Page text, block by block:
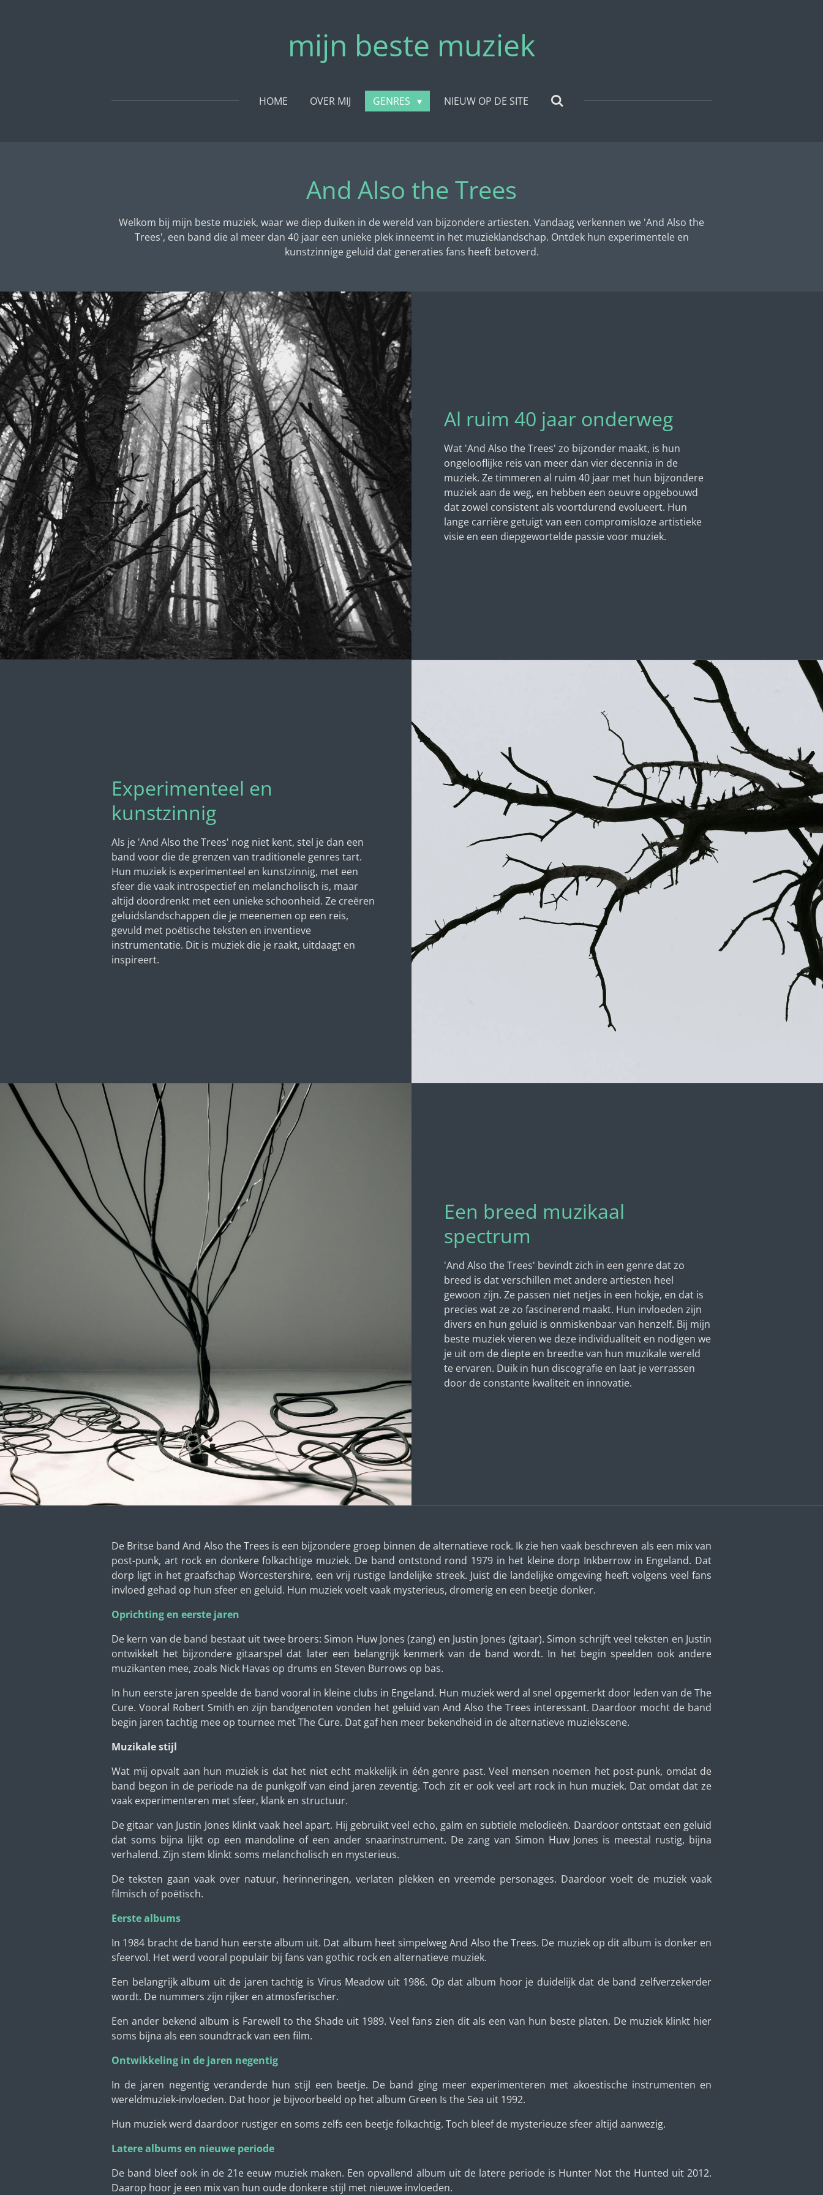
mijn beste muziek
HOME OVER MIJ GENRES NIEUW OP DE SITE
And Also the Trees
Welkom bij mijn beste muziek, waar we diep duiken in de wereld van bijzondere artiesten. Vandaag verkennen we 'And Also the
Trees', een band die al meer dan 40 jaar een unieke plek inneemt in het muzieklandschap. Ontdek hun experimentele en
kunstzinnige geluid dat generaties fans heeft betoverd.
Al ruim 40 jaar onderweg
Wat 'And Also the Trees' zo bijzonder maakt, is hun
ongelooflijke reis van meer dan vier decennia in de
muziek. Ze timmeren al ruim 40 jaar met hun bijzondere
muziek aan de weg, en hebben een oeuvre opgebouwd
dat zowel consistent als voortdurend evolueert. Hun
lange carrière getuigt van een compromisloze artistieke
visie en een diepgewortelde passie voor muziek.
Experimenteel en
kunstzinnig
Als je 'And Also the Trees' nog niet kent, stel je dan een
band voor die de grenzen van traditionele genres tart.
Hun muziek is experimenteel en kunstzinnig, met een
sfeer die vaak introspectief en melancholisch is, maar
altijd doordrenkt met een unieke schoonheid. Ze creëren
geluidslandschappen die je meenemen op een reis,
gevuld met poëtische teksten en inventieve
instrumentatie. Dit is muziek die je raakt, uitdaagt en
inspireert.
Een breed muzikaal
spectrum
'And Also the Trees' bevindt zich in een genre dat zo
breed is dat verschillen met andere artiesten heel
gewoon zijn. Ze passen niet netjes in een hokje, en dat is
precies wat ze zo fascinerend maakt. Hun invloeden zijn
divers en hun geluid is onmiskenbaar van henzelf. Bij mijn
beste muziek vieren we deze individualiteit en nodigen we
je uit om de diepte en breedte van hun muzikale wereld
te ervaren. Duik in hun discografie en laat je verrassen
door de constante kwaliteit en innovatie.
De Britse band And Also the Trees is een bijzondere groep binnen de alternatieve rock. Ik zie hen vaak beschreven als een mix van
post-punk, art rock en donkere folkachtige muziek. De band ontstond rond 1979 in het kleine dorp Inkberrow in Engeland. Dat
dorp ligt in het graafschap Worcestershire, een vrij rustige landelijke streek. Juist die landelijke omgeving heeft volgens veel fans
invloed gehad op hun sfeer en geluid. Hun muziek voelt vaak mysterieus, dromerig en een beetje donker.
Oprichting en eerste jaren
De kern van de band bestaat uit twee broers: Simon Huw Jones (zang) en Justin Jones (gitaar). Simon schrijft veel teksten en Justin
ontwikkelt het bijzondere gitaarspel dat later een belangrijk kenmerk van de band wordt. In het begin speelden ook andere
muzikanten mee, zoals Nick Havas op drums en Steven Burrows op bas.
In hun eerste jaren speelde de band vooral in kleine clubs in Engeland. Hun muziek werd al snel opgemerkt door leden van de The
Cure. Vooral Robert Smith en zijn bandgenoten vonden het geluid van And Also the Trees interessant. Daardoor mocht de band
begin jaren tachtig mee op tournee met The Cure. Dat gaf hen meer bekendheid in de alternatieve muziekscene.
Muzikale stijl
Wat mij opvalt aan hun muziek is dat het niet echt makkelijk in één genre past. Veel mensen noemen het post-punk, omdat de
band begon in de periode na de punkgolf van eind jaren zeventig. Toch zit er ook veel art rock in hun muziek. Dat omdat dat ze
vaak experimenteren met sfeer, klank en structuur.
De gitaar van Justin Jones klinkt vaak heel apart. Hij gebruikt veel echo, galm en subtiele melodieën. Daardoor ontstaat een geluid
dat soms bijna lijkt op een mandoline of een ander snaarinstrument. De zang van Simon Huw Jones is meestal rustig, bijna
verhalend. Zijn stem klinkt soms melancholisch en mysterieus.
De teksten gaan vaak over natuur, herinneringen, verlaten plekken en vreemde personages. Daardoor voelt de muziek vaak
filmisch of poëtisch.
Eerste albums
In 1984 bracht de band hun eerste album uit. Dat album heet simpelweg And Also the Trees. De muziek op dit album is donker en
sfeervol. Het werd vooral populair bij fans van gothic rock en alternatieve muziek.
Een belangrijk album uit de jaren tachtig is Virus Meadow uit 1986. Op dat album hoor je duidelijk dat de band zelfverzekerder
wordt. De nummers zijn rijker en atmosferischer.
Een ander bekend album is Farewell to the Shade uit 1989. Veel fans zien dit als een van hun beste platen. De muziek klinkt hier
soms bijna als een soundtrack van een film.
Ontwikkeling in de jaren negentig
In de jaren negentig veranderde hun stijl een beetje. De band ging meer experimenteren met akoestische instrumenten en
wereldmuziek-invloeden. Dat hoor je bijvoorbeeld op het album Green Is the Sea uit 1992.
Hun muziek werd daardoor rustiger en soms zelfs een beetje folkachtig. Toch bleef de mysterieuze sfeer altijd aanwezig.
Latere albums en nieuwe periode
De band bleef ook in de 21e eeuw muziek maken. Een opvallend album uit de latere periode is Hunter Not the Hunted uit 2012.
Daarop hoor je een mix van hun oude donkere stijl met nieuwe invloeden.